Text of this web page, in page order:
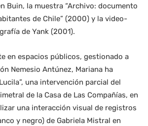
Buin, la muestra “Archivo: documento
de Chile” (2000) y la video-
de Yank (2001).
en espacios públicos, gestionado a
Nemesio Antúnez, Mariana ha
una intervención parcial del
de la Casa de Las Compañías, en
una interacción visual de registros
y negro) de Gabriela Mistral en